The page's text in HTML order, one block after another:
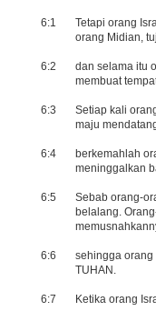
6:1
Tetapi orang
orang Midian,
6:2
dan selama itu
membuat
6:3
Setiap kali
maju
6:4
berkemahlah
meninggalkan
6:5
Sebab orang-
belalang.
6:6
sehingga orang
TUHAN.
6:7 Ketika orang